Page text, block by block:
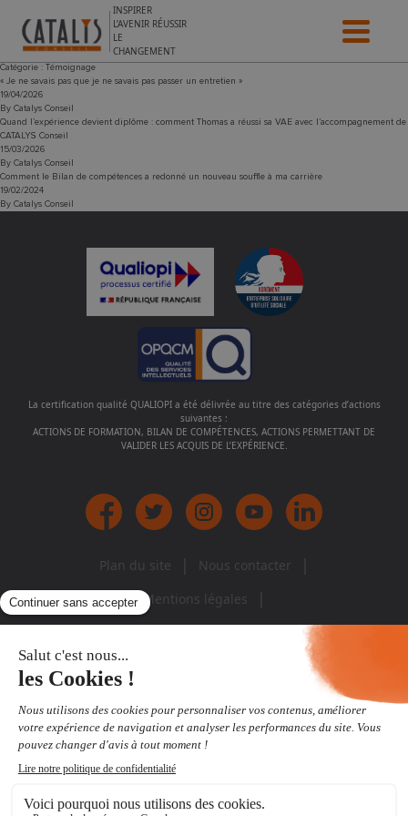
INSPIRER
L’AVENIR RÉUSSIR
LE
CHANGEMENT
Catégorie : Témoignage
« Je ne savais pas que je ne savais pas passer un entretien »
19/04/2026
By Catalys Conseil
Quand l’expérience devient diplôme : comment Thomas a réussi sa VAE avec l’accompagnement de
CATALYS Conseil
15/03/2026
By Catalys Conseil
Comment le Bilan de compétences a redonné un nouveau souffle à ma carrière
19/02/2024
By Catalys Conseil
La certification qualité QUALIOPI a été délivrée au titre des catégories d’actions
suivantes :
ACTIONS DE FORMATION, BILAN DE COMPÉTENCES, ACTIONS PERMETTANT DE
VALIDER LES ACQUIS DE L’EXPÉRIENCE.
Plan du site Nous contacter
Mentions légales
Politique de protection des données
SIÈGE SOCIAL,